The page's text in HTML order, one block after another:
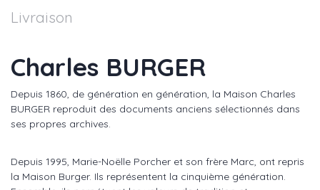
Livraison
Charles BURGER
Depuis 1860, de génération en génération, la Maison Charles
BURGER reproduit des documents anciens sélectionnés dans
ses propres archives.
Depuis 1995, Marie-Noëlle Porcher et son frère Marc, ont repris
la Maison Burger. Ils représentent la cinquième génération.